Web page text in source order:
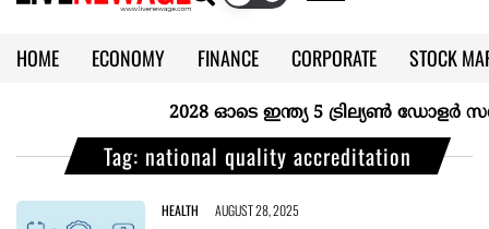
HOME ECONOMY FINANCE CORPORATE
STOCK
KERALA @70
2028 ഓടെ ഇന്ത്യ 5 ട്രില്യണ്‍ ഡോളര്‍
Tag: national quality accreditation
HEALTH AUGUST 28, 2025